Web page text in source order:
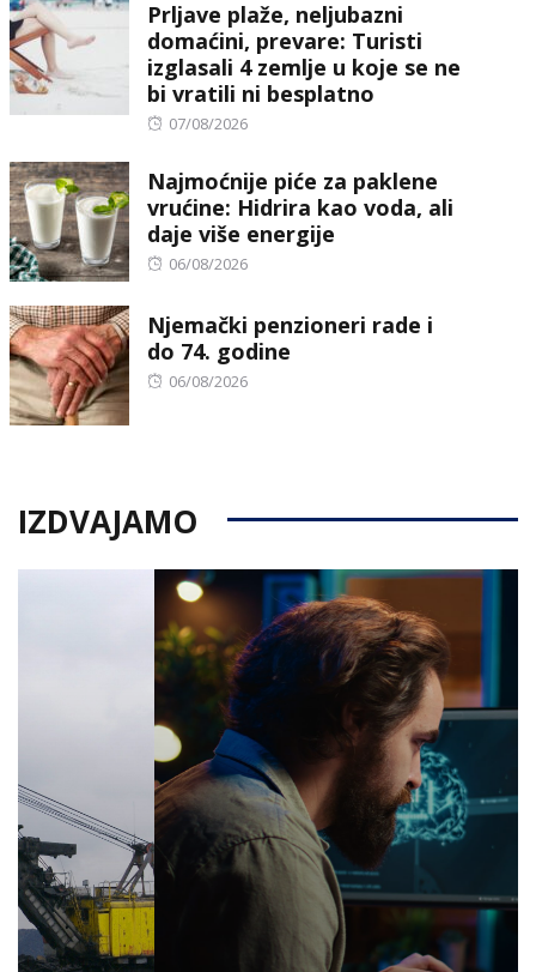
Prljave plaže, neljubazni
domaćini, prevare: Turisti
izglasali 4 zemlje u koje se ne
bi vratili ni besplatno
Posted
07/08/2026
Najmoćnije piće za paklene
vrućine: Hidrira kao voda, ali
daje više energije
Posted
06/08/2026
Njemački penzioneri rade i
do 74. godine
Posted
06/08/2026
IZDVAJAMO